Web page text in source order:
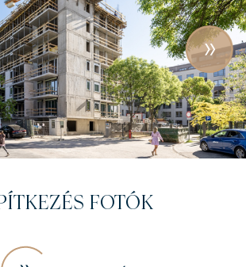
LAKÁSBELSŐK